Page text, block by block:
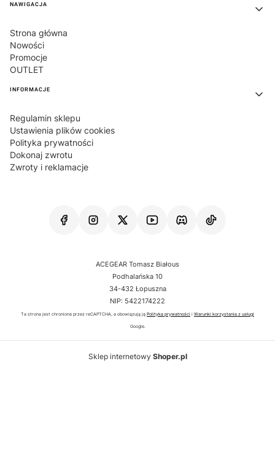
NAWIGACJA
Strona główna
Nowości
Promocje
OUTLET
INFORMACJE
Regulamin sklepu
Ustawienia plików cookies
Polityka prywatności
Dokonaj zwrotu
Zwroty i reklamacje
ACEGEAR Tomasz Białous
Podhalańska 10
34-432 Łopuszna
NIP: 5422174222
Ta strona jest chroniona przez reCAPTCHA, a obowiązują ją Polityka prywatności i Warunki korzystania z usługi
Google.
Sklep internetowy Shoper.pl